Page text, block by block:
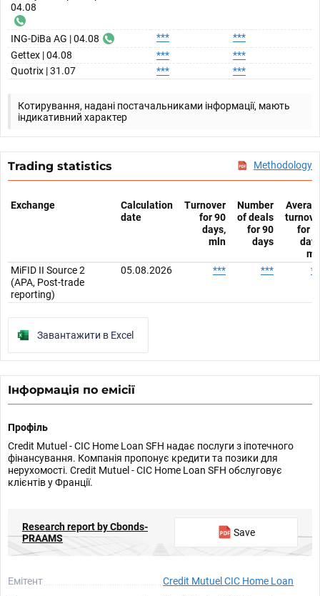
04.08
ING-DiBa AG | 04.08 ***
***
Gettex | 04.08
*** ***
Quotrix | 31.07
*** ***
Котирування, надані постачальниками інформації, мають
індикативний характер
Trading statistics Methodology
Exchange
Calculation
date
Turnover
for 90
days,
mln
Number
of deals
for 90
days
for
MiFID II Source 2
(APA, Post-trade
reporting)
05.08.2026 *** ***
Завантажити в Excel
Інформація по емісії
Профіль
Credit Mutuel - CIC Home Loan SFH надає послуги з іпотечного
фінансування. Компанія пропонує кредити та позики для
нерухомості. Credit Mutuel - CIC Home Loan SFH обслуговує
клієнтів у Франції.
Research report by Cbonds-
PRAAMS
Save
Емітент
Credit Mutuel CIC Home Loan